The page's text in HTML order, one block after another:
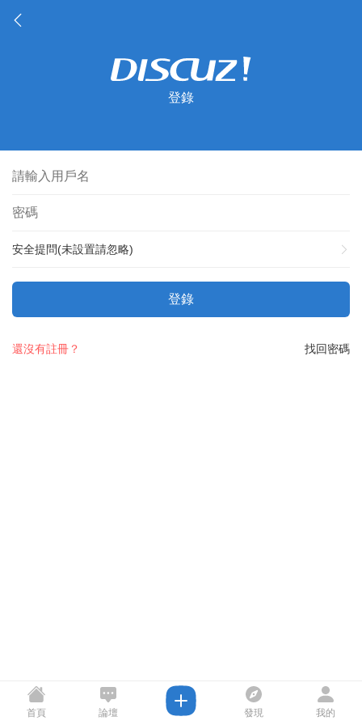
登錄
安全提問(未設置請忽略)
登錄
找回密碼
還沒有註冊？
首頁 論壇 發現 我的